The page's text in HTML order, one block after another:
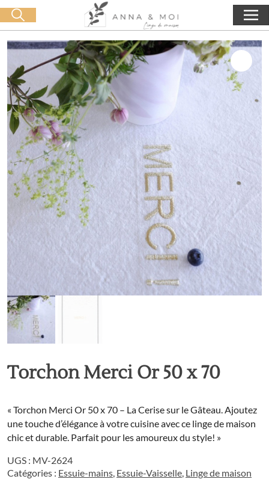
Livraison offerte dès 60€ d'achat 0,00€
Lancer la recherche
Torchon Merci Or 50 x 70
« Torchon Merci Or 50 x 70 – La Cerise sur le Gâteau. Ajoutez
une touche d’élégance à votre cuisine avec ce linge de maison
chic et durable. Parfait pour les amoureux du style! »
UGS : MV-2624
Catégories : Essuie-mains, Essuie-Vaisselle, Linge de maison